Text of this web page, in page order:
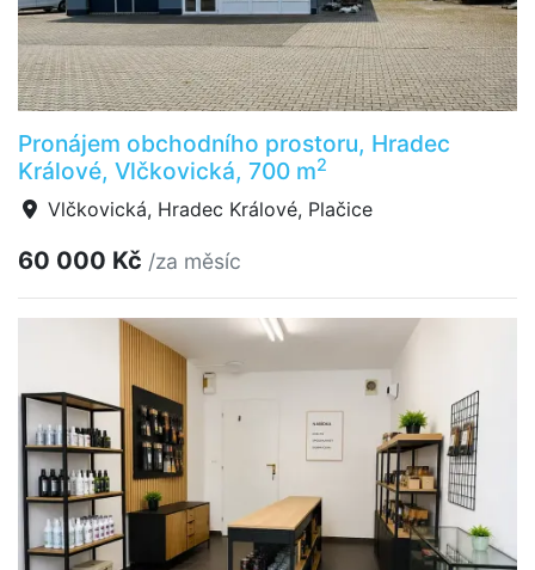
Pronájem obchodního prostoru, Hradec
Králové, Vlčkovická, 700 m2
Vlčkovická, Hradec Králové, Plačice
60 000 Kč /za měsíc